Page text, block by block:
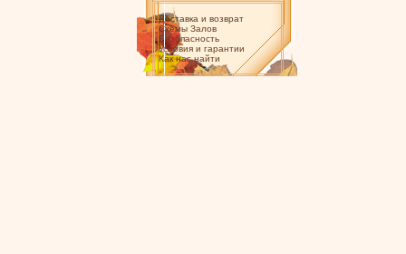
Доставка и возврат
Схемы Залов
Безопасность
Условия и гарантии
Как нас найти